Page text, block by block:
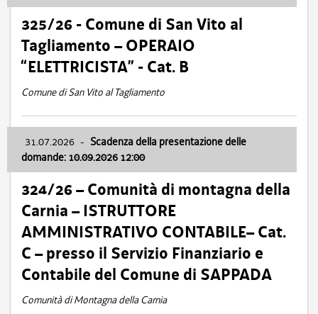
325/26 - Comune di San Vito al
Tagliamento – OPERAIO
“ELETTRICISTA” - Cat. B
Comune di San Vito al Tagliamento
31.07.2026 - Scadenza della presentazione delle
domande: 10.09.2026 12:00
324/26 – Comunità di montagna della
Carnia – ISTRUTTORE
AMMINISTRATIVO CONTABILE– Cat.
C – presso il Servizio Finanziario e
Contabile del Comune di SAPPADA
Comunità di Montagna della Carnia